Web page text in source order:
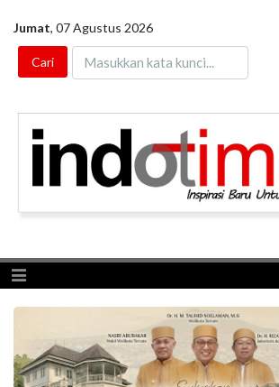
Jumat, 07 Agustus 2026
Toggle navigation